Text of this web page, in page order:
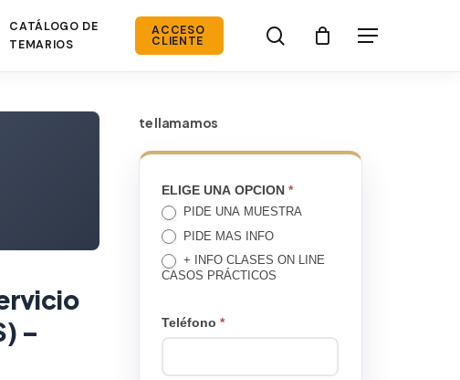
CATÁLOGO DE
TEMARIOS
ACCESO
CLIENTE search Menú
–
te llamamos
TE
LLAMAMOS
ELIGE UNA OPCION*
PIDE UNA MUESTRA
PIDE MAS INFO
+ INFO CLASES ON LINE
CASOS PRÁCTICOS
Teléfono*